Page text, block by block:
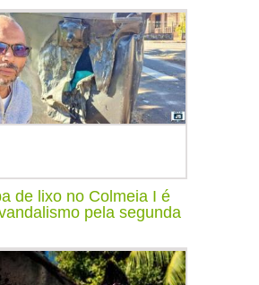
de lixo no Colmeia I é
pela segunda